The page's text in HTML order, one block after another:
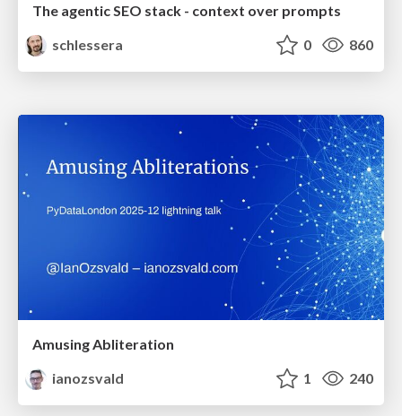
The agentic SEO stack - context over prompts
schlessera
0 860
Amusing Abliteration
ianozsvald
1 240